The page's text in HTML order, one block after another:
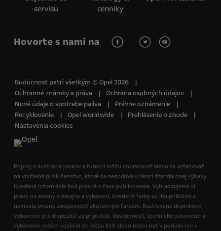
servisu
cenníky
Hovorte s nami na
Budúcnosť patrí všetkým © Opel 2026
Ochranné známky a práva
Ochrana osobných údajov
Nové údaje o spotrebe paliva
Právne oznámenie
Recyklovanie
Opel worldwide
Prehlásenie o zhode
Nastavenia cookies
Popisy a ilustrácie prvkov a funkcií môžu zobrazovať alebo sa vzťahovať
na voliteľné príslušenstvo, ktoré sa nedodáva v rámci štandardnej výbavy.
Uvedené informácie boli presné v čase publikovania. Vyhradzujeme si
právo na zmeny v dizajne a vybavení. Uvedené farby sú iba približné a
nemusia presne zodpovedať skutočným farbám. Ilustrované doplnkové
vybavenie je k dispozícii za príplatok. Dostupnosť, technické parametre a
vybavenie našich vozidiel sa môžu líšiť alebo môžu byť v ponuke len v